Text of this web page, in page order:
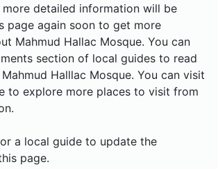
detailed information will be
page again soon to get more
Mahmud Hallac Mosque. You can
section of local guides to read
Halllac Mosque. You can visit
to explore more places to visit from
a local guide to update the
page.